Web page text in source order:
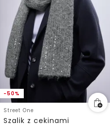
-50%
Street One
Szalik z cekinami